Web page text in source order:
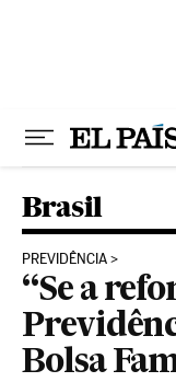
Brasil
PREVIDÊNCIA
“Se a
Bolsa